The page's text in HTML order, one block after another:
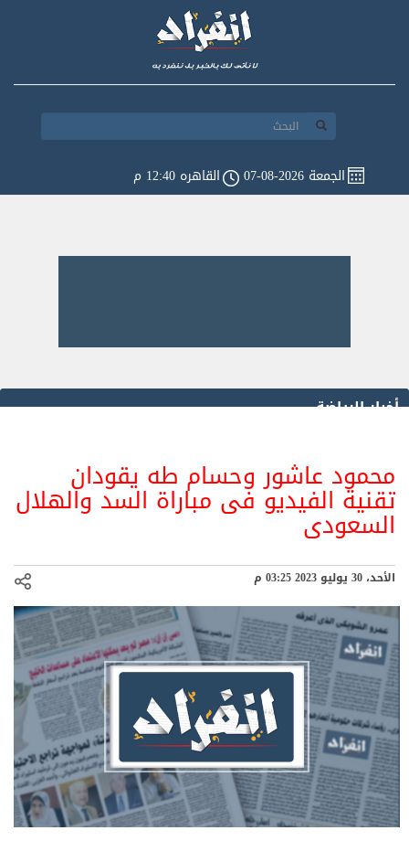
الجمعة 2026-08-07 القاهره 12:40 م
أخبار الرياضة
محمود عاشور وحسام طه يقودان
تقنية الفيديو فى مباراة السد والهلال
السعودى
الأحد، 30 يوليو 2023 03:25 م